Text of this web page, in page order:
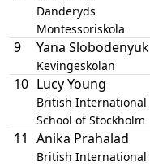
Danderyds
Montessoriskola
9 Yana Slobodenyuk
Kevingeskolan
10 Lucy Young
British International
School of Stockholm
11 Anika Prahalad
British International